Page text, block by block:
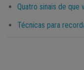
Quatro sinais de que
Técnicas para